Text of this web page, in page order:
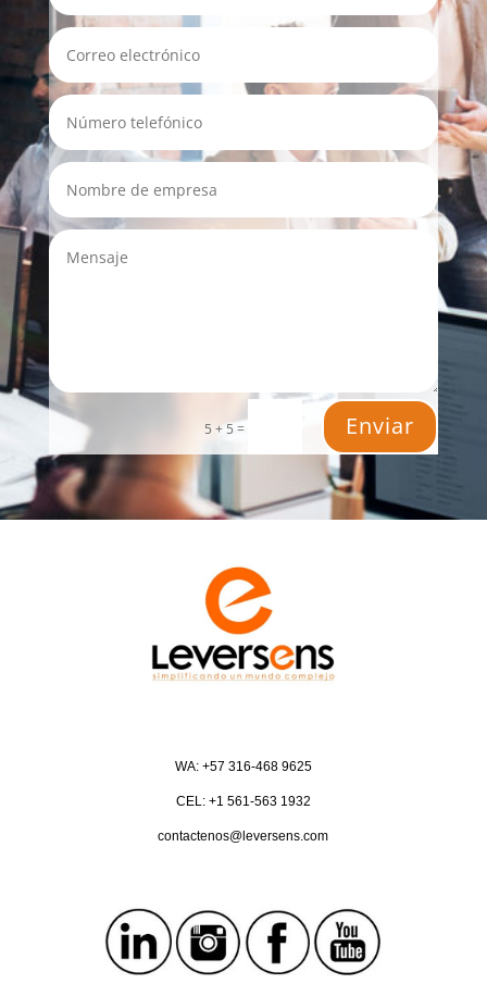
5 + 5= Enviar
WA: +57 316-468 9625
CEL: +1 561-563 1932
contactenos@leversens.com